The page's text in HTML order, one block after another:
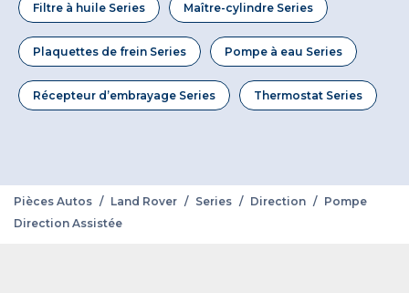
Filtre à huile Series Maître-cylindre Series
Plaquettes de frein Series Pompe à eau Series
Récepteur d’embrayage Series Thermostat Series
Pièces Autos / Land Rover / Series / Direction / Pompe
Direction Assistée